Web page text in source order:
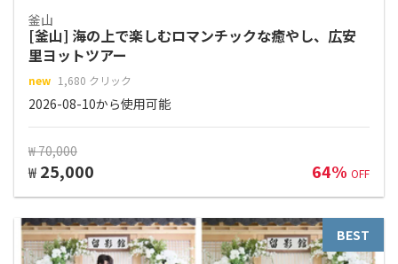
釜山
[釜山] 海の上で楽しむロマンチックな癒やし、広安
里ヨットツアー
new 1,680 クリック
2026-08-10から使用可能
₩ 70,000
₩ 25,000 64% OFF
BEST